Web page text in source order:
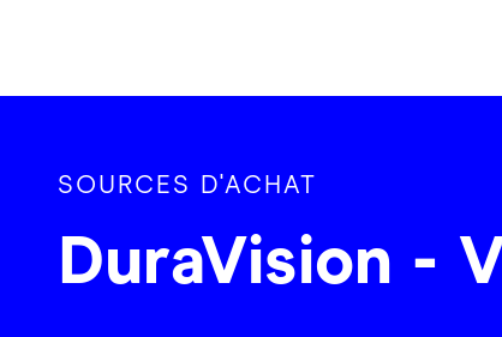
SOURCES D'ACHAT
DuraVision -